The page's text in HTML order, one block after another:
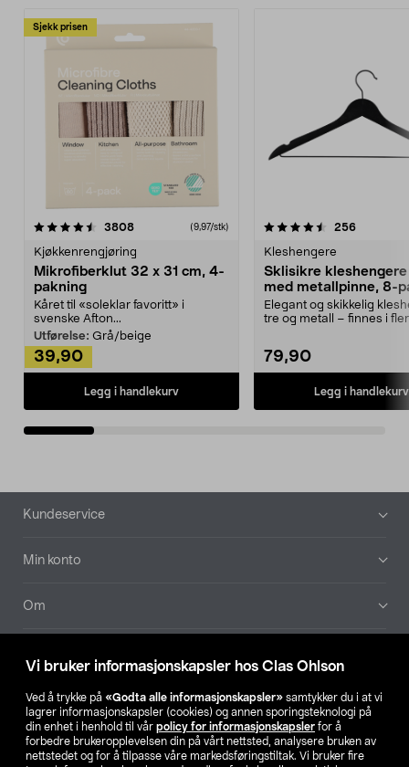
Vi bruker informasjonskapsler hos Clas Ohlson
Ved å trykke på «Godta alle informasjonskapsler» samtykker du i at vi
lagrer informasjonskapsler (cookies) og annen sporingsteknologi på
din enhet i henhold til vår policy for informasjonskapsler for å
forbedre brukeropplevelsen din på vårt nettsted, analysere bruken av
nettstedet og for å tilpasse våre markedsføringstiltak. Vi bruker fire
Sjekk prisen
3808anmeldelser(9,97/stk)
Kjøkkenrengjøring
Mikrofiberklut 32 x 31 cm, 4-
pakning
Kåret til «soleklar favoritt» i
svenske Afton...
Utførelse: Grå/beige
39,90
Legg i handlekurv
4.5av 5 stjerner 256
Kleshengere
Sklisikre
med metallpinne, 8-
Elegant og skikkelig
tre og metall – finnes i
79,90
Legg i handlekurv
4.5av 5 stjerner
Bunntekst
Kundeservice
Min konto
Om
Våre selskaper
Finn din butikk